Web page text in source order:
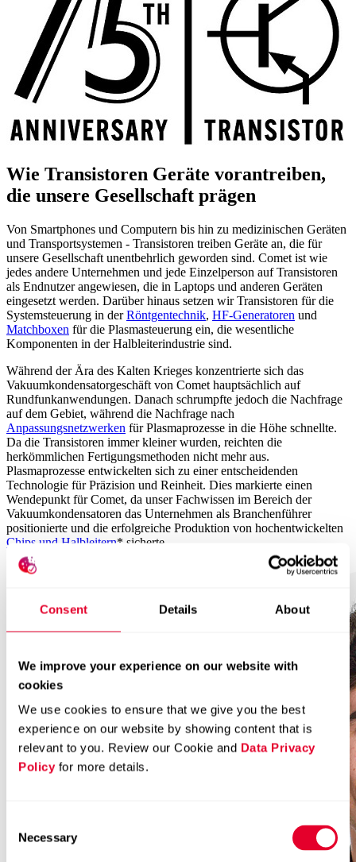
Consent Details About
We improve your experience on our website with
cookies
We use cookies to ensure that we give you the best
experience on our website by showing content that is
relevant to you. Review our Cookie and Data Privacy
Policyfor more details.
Selection
Necessary
Wie Transistoren Geräte vorantreiben,
die unsere Gesellschaft prägen
Von Smartphones und Computern bis hin zu medizinischen Geräten
und Transportsystemen - Transistoren treiben Geräte an, die für
unsere Gesellschaft unentbehrlich geworden sind. Comet ist wie
jedes andere Unternehmen und jede Einzelperson auf Transistoren
als Endnutzer angewiesen, die in Laptops und anderen Geräten
eingesetzt werden. Darüber hinaus setzen wir Transistoren für die
Systemsteuerung in derRöntgentechnik, HF-Generatoren und
Matchboxen für die Plasmasteuerung ein, die wesentliche
Komponenten in der Halbleiterindustrie sind.
Während der Ära des Kalten Krieges konzentrierte sich das
Vakuumkondensatorgeschäft von Comet hauptsächlich auf
Rundfunkanwendungen. Danach schrumpfte jedoch die Nachfrage
auf dem Gebiet, während die Nachfrage nach
Anpassungsnetzwerken für Plasmaprozesse in die Höhe schnellte.
Da die Transistoren immer kleiner wurden, reichten die
herkömmlichen Fertigungsmethoden nicht mehr aus.
Plasmaprozesse entwickelten sich zu einer entscheidenden
Technologie für Präzision und Reinheit. Dies markierte einen
Wendepunkt für Comet, da unser Fachwissen im Bereich der
Vakuumkondensatoren das Unternehmen als Branchenführer
positionierte und die erfolgreiche Produktion von hochentwickelten
Chips und Halbleitern* sicherte.